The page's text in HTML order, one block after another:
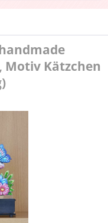
Motiv Kätzchen